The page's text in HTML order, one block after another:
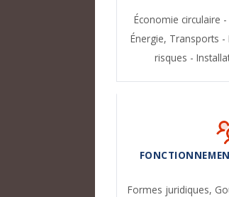
Économie circulaire
Énergie, Transports -
risques -
Formes juridiques,